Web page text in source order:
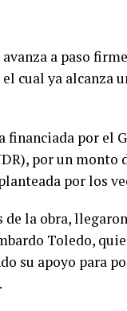
a paso
cual ya alcanza
financiada por el
por un
por los
de la obra,
Toledo,
su apoyo para